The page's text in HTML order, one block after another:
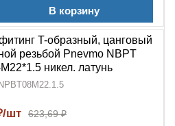
В корзину
T-образный, цанговый
резьбой Pnevmo NBPT
никел. латунь
шт 623,69 ₽